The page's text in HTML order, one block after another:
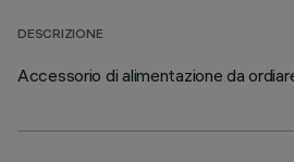
DESCRIZIONE
Accessorio di alimentazione da